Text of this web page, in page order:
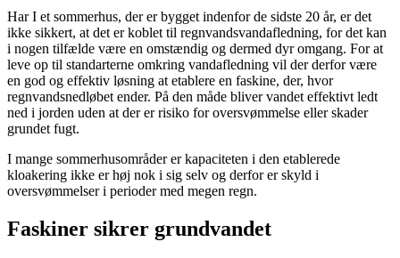
Har I et sommerhus, der er bygget indenfor de sidste 20 år, er det
ikke sikkert, at det er koblet til regnvandsvandafledning, for det kan
i nogen tilfælde være en omstændig og dermed dyr omgang. For at
leve op til standarterne omkring vandafledning vil der derfor være
en god og effektiv løsning at etablere en faskine, der, hvor
regnvandsnedløbet ender. På den måde bliver vandet effektivt ledt
ned i jorden uden at der er risiko for oversvømmelse eller skader
grundet fugt.
I mange sommerhusområder er kapaciteten i den etablerede
kloakering ikke er høj nok i sig selv og derfor er skyld i
oversvømmelser i perioder med megen regn.
Faskiner sikrer grundvandet